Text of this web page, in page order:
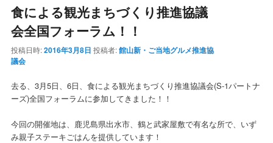
ビ
ゲ
ー
シ
ョ
食による観光まちづくり推進協議
会全国フォーラム！！
投稿日時:2016年3月8日 投稿者:館山新・ご当地グルメ推進協
議会
去る、3月5日、6日、食による観光まちづくり推進協議会(S-1パートナ
ーズ)全国フォーラムに参加してきました！！
今回の開催地は、鹿児島県出水市、鶴と武家屋敷で有名な所で、いず
み親子ステーキごはんを提供しています！